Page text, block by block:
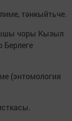
тәнкыйтьче.
чоры Кызыл
Берлеге
(энтомология